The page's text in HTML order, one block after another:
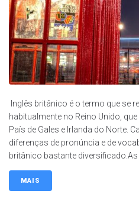
Inglês britânico é o termo que se
habitualmente no Reino Unido,
País de Gales e Irlanda do Norte.
diferenças de pronúncia e de
britânico bastante
MAIS